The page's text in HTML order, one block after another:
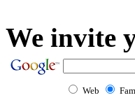
We invite
Web